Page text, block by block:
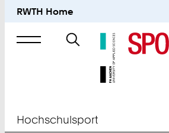
RWTH Home
Suche
nach
Hochschulsport